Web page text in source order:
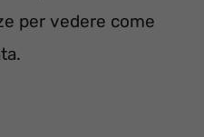
per vedere come